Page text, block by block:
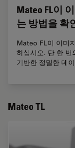
Mateo FL이
는 방법을 확
Mateo FL이 이미
하십시오. 단 한 번
기반한 정밀한 데
Mateo TL